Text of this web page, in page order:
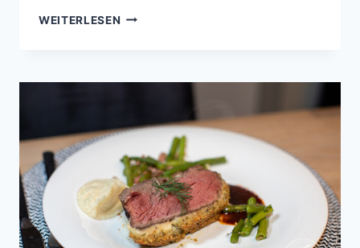
WEITERLESEN GEGRILLTES
TOMATEN-
SOMMERGEMÜSE